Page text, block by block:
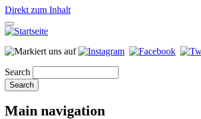
Direkt zum Inhalt
Search
Main navigation